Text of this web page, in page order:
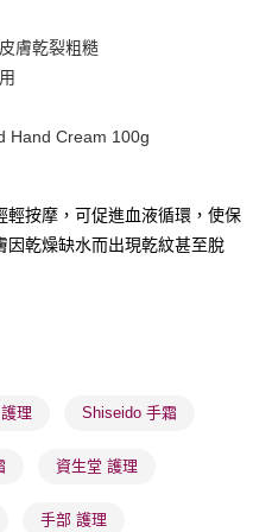
天送達
上免運費
工作天送達
上免運費
貨後2-5個工作天到店，3天內
上免運費
膚乾裂粗糙
Hand Cream 100g
按摩，可促進血液循環，使保
因乾燥缺水而出現乾紋甚至脫
理 Shiseido 手霜
資生堂 護理
手部 護理